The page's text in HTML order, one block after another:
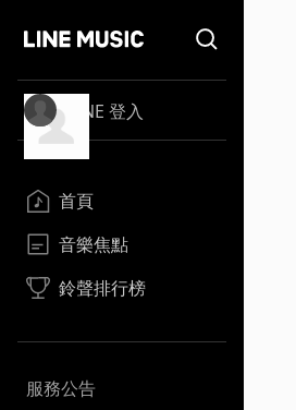
LINE 登入
首頁
音樂焦點
鈴聲排行榜
服務公告